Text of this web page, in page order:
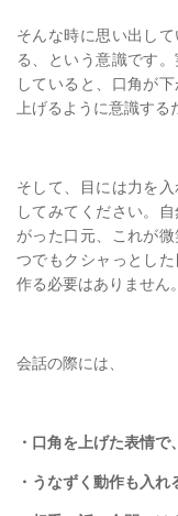
そんな時に思い出し
る、という意識です
していると、口角が
上げるように意識する
そして、目には力を
してみてください。
がった口元、これが
つでもクシャっとし
作る必要はありません。
会話の際には、
・口角を上げた表情で
・うなずく動作も入れ